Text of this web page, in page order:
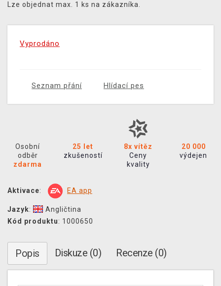
Lze objednat max. 1 ks na zákazníka.
Vyprodáno
Seznam přání Hlídací pes
Osobní
odběr
zdarma
25 let
zkušeností
8x vítěz
Ceny
kvality
20 000
výdejen
Aktivace: EA app
Jazyk:
Angličtina
Kód produktu: 1000650
Popis Diskuze (0) Recenze (0)